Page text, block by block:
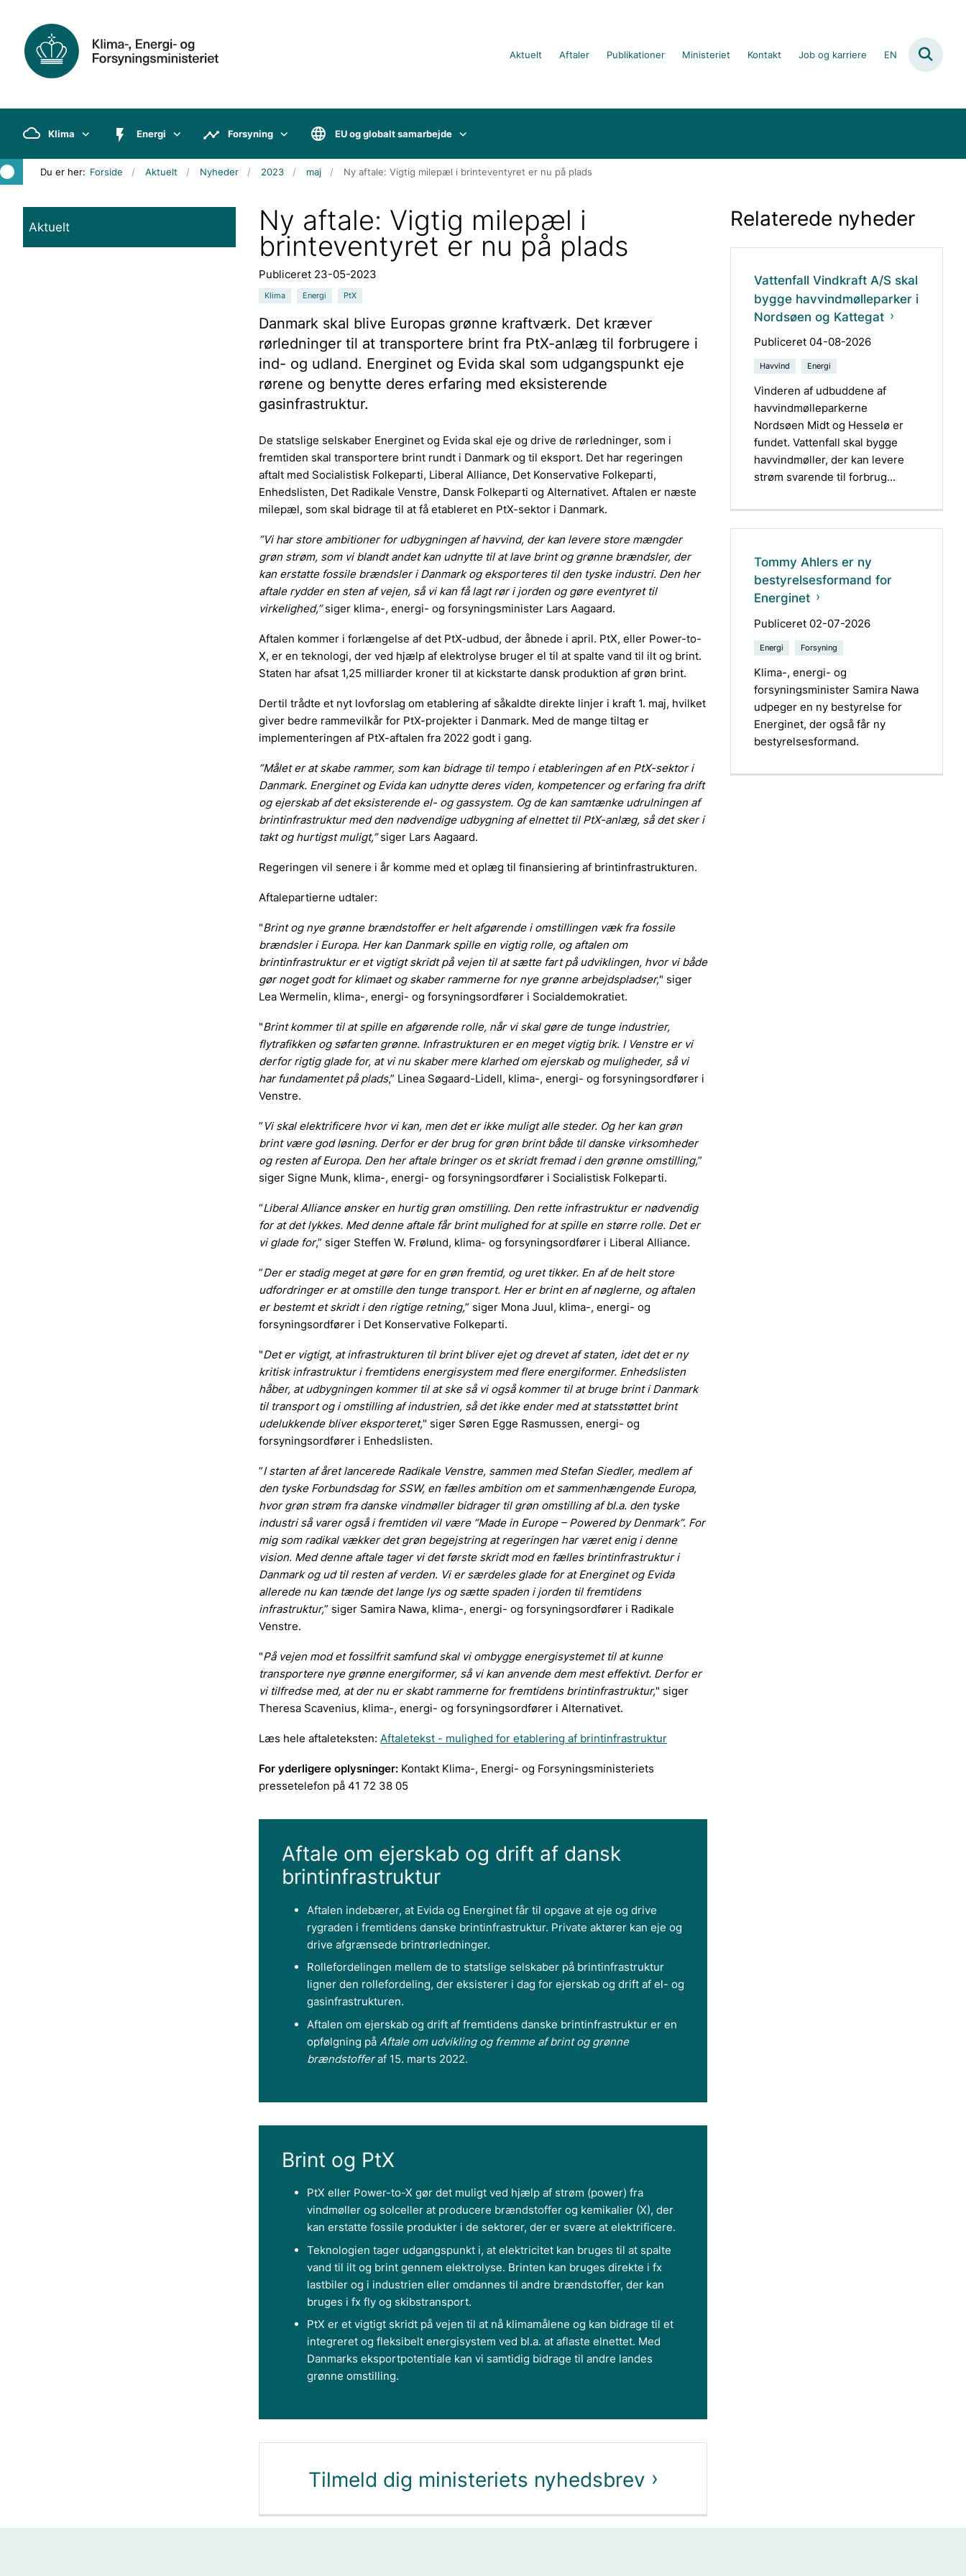
Aktuelt Aftaler Publikationer Ministeriet Kontakt Job og karriere EN
Klima Energi Forsyning EU og globalt samarbejde
Du er her: Forside Aktuelt Nyheder 2023 maj Ny aftale: Vigtig milepæl i brinteventyret er nu på plads
Aktuelt Ny aftale: Vigtig milepæl i
brinteventyret er nu på plads
Publiceret 23-05-2023
Klima Energi PtX
Danmark skal blive Europas grønne kraftværk. Det kræver
rørledninger til at transportere brint fra PtX-anlæg til forbrugere i
ind- og udland. Energinet og Evida skal som udgangspunkt eje
rørene og benytte deres erfaring med eksisterende
gasinfrastruktur.
De statslige selskaber Energinet og Evida skal eje og drive de rørledninger, som i
fremtiden skal transportere brint rundt i Danmark og til eksport. Det har regeringen
aftalt med Socialistisk Folkeparti, Liberal Alliance, Det Konservative Folkeparti,
Enhedslisten, Det Radikale Venstre, Dansk Folkeparti og Alternativet. Aftalen er næste
milepæl, som skal bidrage til at få etableret en PtX-sektor i Danmark.
”Vi har store ambitioner for udbygningen af havvind, der kan levere store mængder
grøn strøm, som vi blandt andet kan udnytte til at lave brint og grønne brændsler, der
kan erstatte fossile brændsler i Danmark og eksporteres til den tyske industri. Den her
aftale rydder en sten af vejen, så vi kan få lagt rør i jorden og gøre eventyret til
virkelighed,”siger klima-, energi- og forsyningsminister Lars Aagaard.
Aftalen kommer i forlængelse af det PtX-udbud, der åbnede i april. PtX, eller Power-to-
X, er en teknologi, der ved hjælp af elektrolyse bruger el til at spalte vand til ilt og brint.
Staten har afsat 1,25 milliarder kroner til at kickstarte dansk produktion af grøn brint.
Dertil trådte et nyt lovforslag om etablering af såkaldte direkte linjer i kraft 1. maj, hvilket
giver bedre rammevilkår for PtX-projekter i Danmark. Med de mange tiltag er
implementeringen af PtX-aftalen fra 2022 godt i gang.
”Målet er at skabe rammer, som kan bidrage til tempo i etableringen af en PtX-sektor i
Danmark. Energinet og Evida kan udnytte deres viden, kompetencer og erfaring fra drift
og ejerskab af det eksisterende el- og gassystem. Og de kan samtænke udrulningen af
brintinfrastruktur med den nødvendige udbygning af elnettet til PtX-anlæg, så det sker i
takt og hurtigst muligt,”siger Lars Aagaard.
Regeringen vil senere i år komme med et oplæg til finansiering af brintinfrastrukturen.
Aftalepartierne udtaler:
"Brint og nye grønne brændstoffer er helt afgørende i omstillingen væk fra fossile
brændsler i Europa. Her kan Danmark spille en vigtig rolle, og aftalen om
brintinfrastruktur er et vigtigt skridt på vejen til at sætte fart på udviklingen, hvor vi både
gør noget godt for klimaet og skaber rammerne for nye grønne arbejdspladser," siger
Lea Wermelin, klima-, energi- og forsyningsordfører i Socialdemokratiet.
"Brint kommer til at spille en afgørende rolle, når vi skal gøre de tunge industrier,
flytrafikken og søfarten grønne. Infrastrukturen er en meget vigtig brik. I Venstre er vi
derfor rigtig glade for, at vi nu skaber mere klarhed om ejerskab og muligheder, så vi
har fundamentet på plads,” Linea Søgaard-Lidell, klima-, energi- og forsyningsordfører i
Venstre.
” Vi skal elektrificere hvor vi kan, men det er ikke muligt alle steder. Og her kan grøn
brint være god løsning. Derfor er der brug for grøn brint både til danske virksomheder
og resten af Europa. Den her aftale bringer os et skridt fremad i den grønne omstilling,”
siger Signe Munk, klima-, energi- og forsyningsordfører i Socialistisk Folkeparti.
“Liberal Alliance ønsker en hurtig grøn omstilling. Den rette infrastruktur er nødvendig
for at det lykkes. Med denne aftale får brint mulighed for at spille en større rolle. Det er
vi glade for,” siger Steffen W. Frølund, klima- og forsyningsordfører i Liberal Alliance.
”Der er stadig meget at gøre for en grøn fremtid, og uret tikker. En af de helt store
udfordringer er at omstille den tunge transport. Her er brint en af nøglerne, og aftalen
er bestemt et skridt i den rigtige retning,” siger Mona Juul, klima-, energi- og
forsyningsordfører i Det Konservative Folkeparti.
"Det er vigtigt, at infrastrukturen til brint bliver ejet og drevet af staten, idet det er ny
kritisk infrastruktur i fremtidens energisystem med flere energiformer. Enhedslisten
håber, at udbygningen kommer til at ske så vi også kommer til at bruge brint i Danmark
til transport og i omstilling af industrien, så det ikke ender med at statsstøttet brint
udelukkende bliver eksporteret," siger Søren Egge Rasmussen, energi- og
forsyningsordfører i Enhedslisten.
”I starten af året lancerede Radikale Venstre, sammen med Stefan Siedler, medlem af
den tyske Forbundsdag for SSW, en fælles ambition om et sammenhængende Europa,
hvor grøn strøm fra danske vindmøller bidrager til grøn omstilling af bl.a. den tyske
industri så varer også i fremtiden vil være ”Made in Europe – Powered by Denmark”. For
mig som radikal vækker det grøn begejstring at regeringen har været enig i denne
vision. Med denne aftale tager vi det første skridt mod en fælles brintinfrastruktur i
Danmark og ud til resten af verden. Vi er særdeles glade for at Energinet og Evida
allerede nu kan tænde det lange lys og sætte spaden i jorden til fremtidens
infrastruktur,” siger Samira Nawa, klima-, energi- og forsyningsordfører i Radikale
Venstre.
"På vejen mod et fossilfrit samfund skal vi ombygge energisystemet til at kunne
transportere nye grønne energiformer, så vi kan anvende dem mest effektivt. Derfor er
vi tilfredse med, at der nu er skabt rammerne for fremtidens brintinfrastruktur," siger
Theresa Scavenius, klima-, energi- og forsyningsordfører i Alternativet.
Læs hele aftaleteksten: Aftaletekst - mulighed for etablering af brintinfrastruktur
For yderligere oplysninger: Kontakt Klima-, Energi- og Forsyningsministeriets
pressetelefon på 41 72 38 05
Aftale om ejerskab og drift af dansk
brintinfrastruktur
Aftalen indebærer, at Evida og Energinet får til opgave at eje og drive
rygraden i fremtidens danske brintinfrastruktur. Private aktører kan eje og
drive afgrænsede brintrørledninger.
Rollefordelingen mellem de to statslige selskaber på brintinfrastruktur
ligner den rollefordeling, der eksisterer i dag for ejerskab og drift af el- og
gasinfrastrukturen.
Aftalen om ejerskab og drift af fremtidens danske brintinfrastruktur er en
opfølgning på Aftale om udvikling og fremme af brint og grønne
brændstofferaf 15. marts 2022.
Brint og PtX
PtX eller Power-to-X gør det muligt ved hjælp af strøm (power) fra
vindmøller og solceller at producere brændstoffer og kemikalier (X), der
kan erstatte fossile produkter i de sektorer, der er svære at elektrificere.
Teknologien tager udgangspunkt i, at elektricitet kan bruges til at spalte
vand til ilt og brint gennem elektrolyse. Brinten kan bruges direkte i fx
lastbiler og i industrien eller omdannes til andre brændstoffer, der kan
bruges i fx fly og skibstransport.
PtX er et vigtigt skridt på vejen til at nå klimamålene og kan bidrage til et
integreret og fleksibelt energisystem ved bl.a. at aflaste elnettet. Med
Danmarks eksportpotentiale kan vi samtidig bidrage til andre landes
grønne omstilling.
Tilmeld dig ministeriets nyhedsbrev
Relaterede nyheder
Vattenfall Vindkraft A/S skal
bygge havvindmølleparker i
Nordsøen og Kattegat
Publiceret 04-08-2026
Havvind Energi
Vinderen af udbuddene af
havvindmølleparkerne
Nordsøen Midt og Hesselø er
fundet. Vattenfall skal bygge
havvindmøller, der kan levere
strøm svarende til forbrug...
Tommy Ahlers er ny
bestyrelsesformand for
Energinet
Publiceret 02-07-2026
Energi Forsyning
Klima-, energi- og
forsyningsminister Samira Nawa
udpeger en ny bestyrelse for
Energinet, der også får ny
bestyrelsesformand.